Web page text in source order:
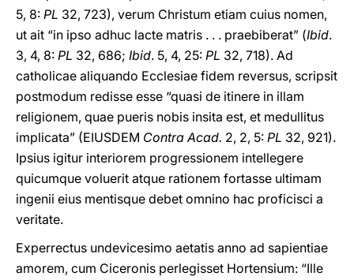
5, 8: PL 32, 723), verum Christum etiam cuius nomen,
ut ait “in ipso adhuc lacte matris . . . praebiberat” (Ibid.
3, 4, 8: PL 32, 686; Ibid. 5, 4, 25: PL 32, 718). Ad
catholicae aliquando Ecclesiae fidem reversus, scripsit
postmodum redisse esse “quasi de itinere in illam
religionem, quae pueris nobis insita est, et medullitus
implicata” (EIUSDEM Contra Acad. 2, 2, 5: PL 32, 921).
Ipsius igitur interiorem progressionem intellegere
quicumque voluerit atque rationem fortasse ultimam
ingenii eius mentisque debet omnino hac proficisci a
veritate.
Experrectus undevicesimo aetatis anno ad sapientiae
amorem, cum Ciceronis perlegisset Hortensium: “Ille